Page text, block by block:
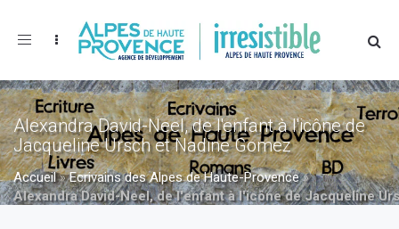
Toggle
Alexandra David-Neel, de l'enfant à l'icône de
Jacqueline Ursch et Nadine Gomez
Accueil»Ecrivains des Alpes de Haute-Provence»
Alexandra David-Neel, de l'enfant à l'icône de Jacqueline